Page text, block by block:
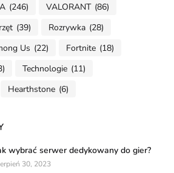
(246) VALORANT (86)
(39) Rozrywka (28)
Us (22) Fortnite (18)
Technologie (11)
Hearthstone (6)
wybrać serwer dedykowany do gier?
30, 2023